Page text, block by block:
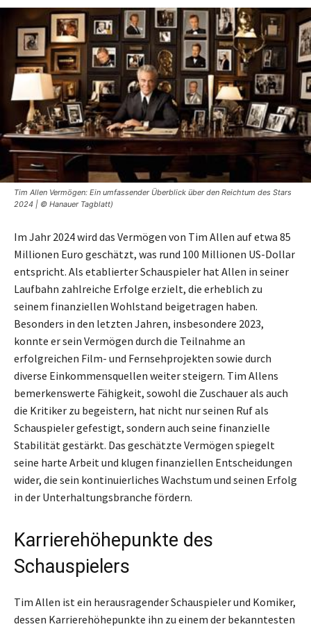
Tim Allen Vermögen: Ein umfassender Überblick über den Reichtum des Stars
2024 | © Hanauer Tagblatt)
Im Jahr 2024 wird das Vermögen von Tim Allen auf etwa 85
Millionen Euro geschätzt, was rund 100 Millionen US-Dollar
entspricht. Als etablierter Schauspieler hat Allen in seiner
Laufbahn zahlreiche Erfolge erzielt, die erheblich zu
seinem finanziellen Wohlstand beigetragen haben.
Besonders in den letzten Jahren, insbesondere 2023,
konnte er sein Vermögen durch die Teilnahme an
erfolgreichen Film- und Fernsehprojekten sowie durch
diverse Einkommensquellen weiter steigern. Tim Allens
bemerkenswerte Fähigkeit, sowohl die Zuschauer als auch
die Kritiker zu begeistern, hat nicht nur seinen Ruf als
Schauspieler gefestigt, sondern auch seine finanzielle
Stabilität gestärkt. Das geschätzte Vermögen spiegelt
seine harte Arbeit und klugen finanziellen Entscheidungen
wider, die sein kontinuierliches Wachstum und seinen Erfolg
in der Unterhaltungsbranche fördern.
Karrierehöhepunkte des
Schauspielers
Tim Allen ist ein herausragender Schauspieler und Komiker,
dessen Karrierehöhepunkte ihn zu einem der bekanntesten